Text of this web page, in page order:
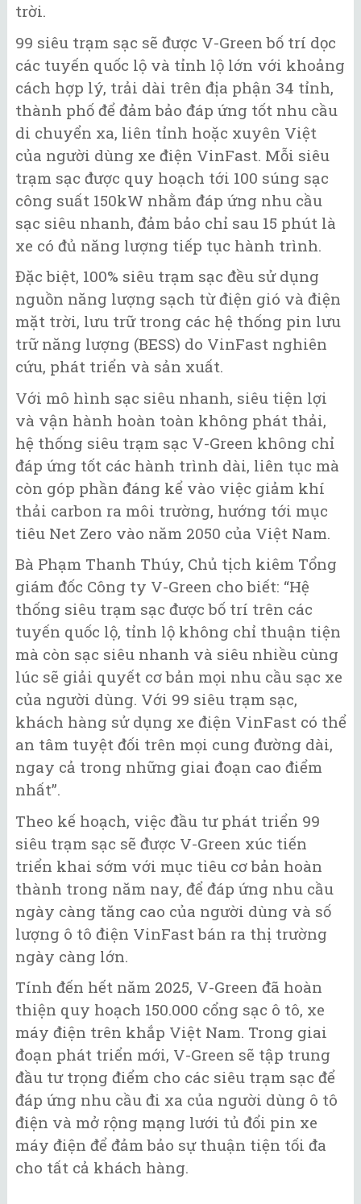
trời.
99 siêu trạm sạc sẽ được V-Green bố trí dọc
các tuyến quốc lộ và tỉnh lộ lớn với khoảng
cách hợp lý, trải dài trên địa phận 34 tỉnh,
thành phố để đảm bảo đáp ứng tốt nhu cầu
di chuyển xa, liên tỉnh hoặc xuyên Việt
của người dùng xe điện VinFast. Mỗi siêu
trạm sạc được quy hoạch tới 100 súng sạc
công suất 150kW nhằm đáp ứng nhu cầu
sạc siêu nhanh, đảm bảo chỉ sau 15 phút là
xe có đủ năng lượng tiếp tục hành trình.
Đặc biệt, 100% siêu trạm sạc đều sử dụng
nguồn năng lượng sạch từ điện gió và điện
mặt trời, lưu trữ trong các hệ thống pin lưu
trữ năng lượng (BESS) do VinFast nghiên
cứu, phát triển và sản xuất.
Với mô hình sạc siêu nhanh, siêu tiện lợi
và vận hành hoàn toàn không phát thải,
hệ thống siêu trạm sạc V-Green không chỉ
đáp ứng tốt các hành trình dài, liên tục mà
còn góp phần đáng kể vào việc giảm khí
thải carbon ra môi trường, hướng tới mục
tiêu Net Zero vào năm 2050 của Việt Nam.
Bà Phạm Thanh Thúy, Chủ tịch kiêm Tổng
giám đốc Công ty V-Green cho biết: “Hệ
thống siêu trạm sạc được bố trí trên các
tuyến quốc lộ, tỉnh lộ không chỉ thuận tiện
mà còn sạc siêu nhanh và siêu nhiều cùng
lúc sẽ giải quyết cơ bản mọi nhu cầu sạc xe
của người dùng. Với 99 siêu trạm sạc,
khách hàng sử dụng xe điện VinFast có thể
an tâm tuyệt đối trên mọi cung đường dài,
ngay cả trong những giai đoạn cao điểm
nhất”.
Theo kế hoạch, việc đầu tư phát triển 99
siêu trạm sạc sẽ được V-Green xúc tiến
triển khai sớm với mục tiêu cơ bản hoàn
thành trong năm nay, để đáp ứng nhu cầu
ngày càng tăng cao của người dùng và số
lượng ô tô điện VinFast bán ra thị trường
ngày càng lớn.
Tính đến hết năm 2025, V-Green đã hoàn
thiện quy hoạch 150.000 cổng sạc ô tô, xe
máy điện trên khắp Việt Nam. Trong giai
đoạn phát triển mới, V-Green sẽ tập trung
đầu tư trọng điểm cho các siêu trạm sạc để
đáp ứng nhu cầu đi xa của người dùng ô tô
điện và mở rộng mạng lưới tủ đổi pin xe
máy điện để đảm bảo sự thuận tiện tối đa
cho tất cả khách hàng.